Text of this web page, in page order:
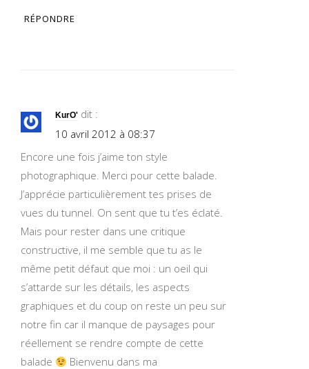
RÉPONDRE
KurO' dit :
10 avril 2012 à 08:37
Encore une fois j’aime ton style
photographique. Merci pour cette balade.
J’apprécie particulièrement tes prises de
vues du tunnel. On sent que tu t’es éclaté.
Mais pour rester dans une critique
constructive, il me semble que tu as le
même petit défaut que moi : un oeil qui
s’attarde sur les détails, les aspects
graphiques et du coup on reste un peu sur
notre fin car il manque de paysages pour
réellement se rendre compte de cette
balade
Bienvenu dans ma